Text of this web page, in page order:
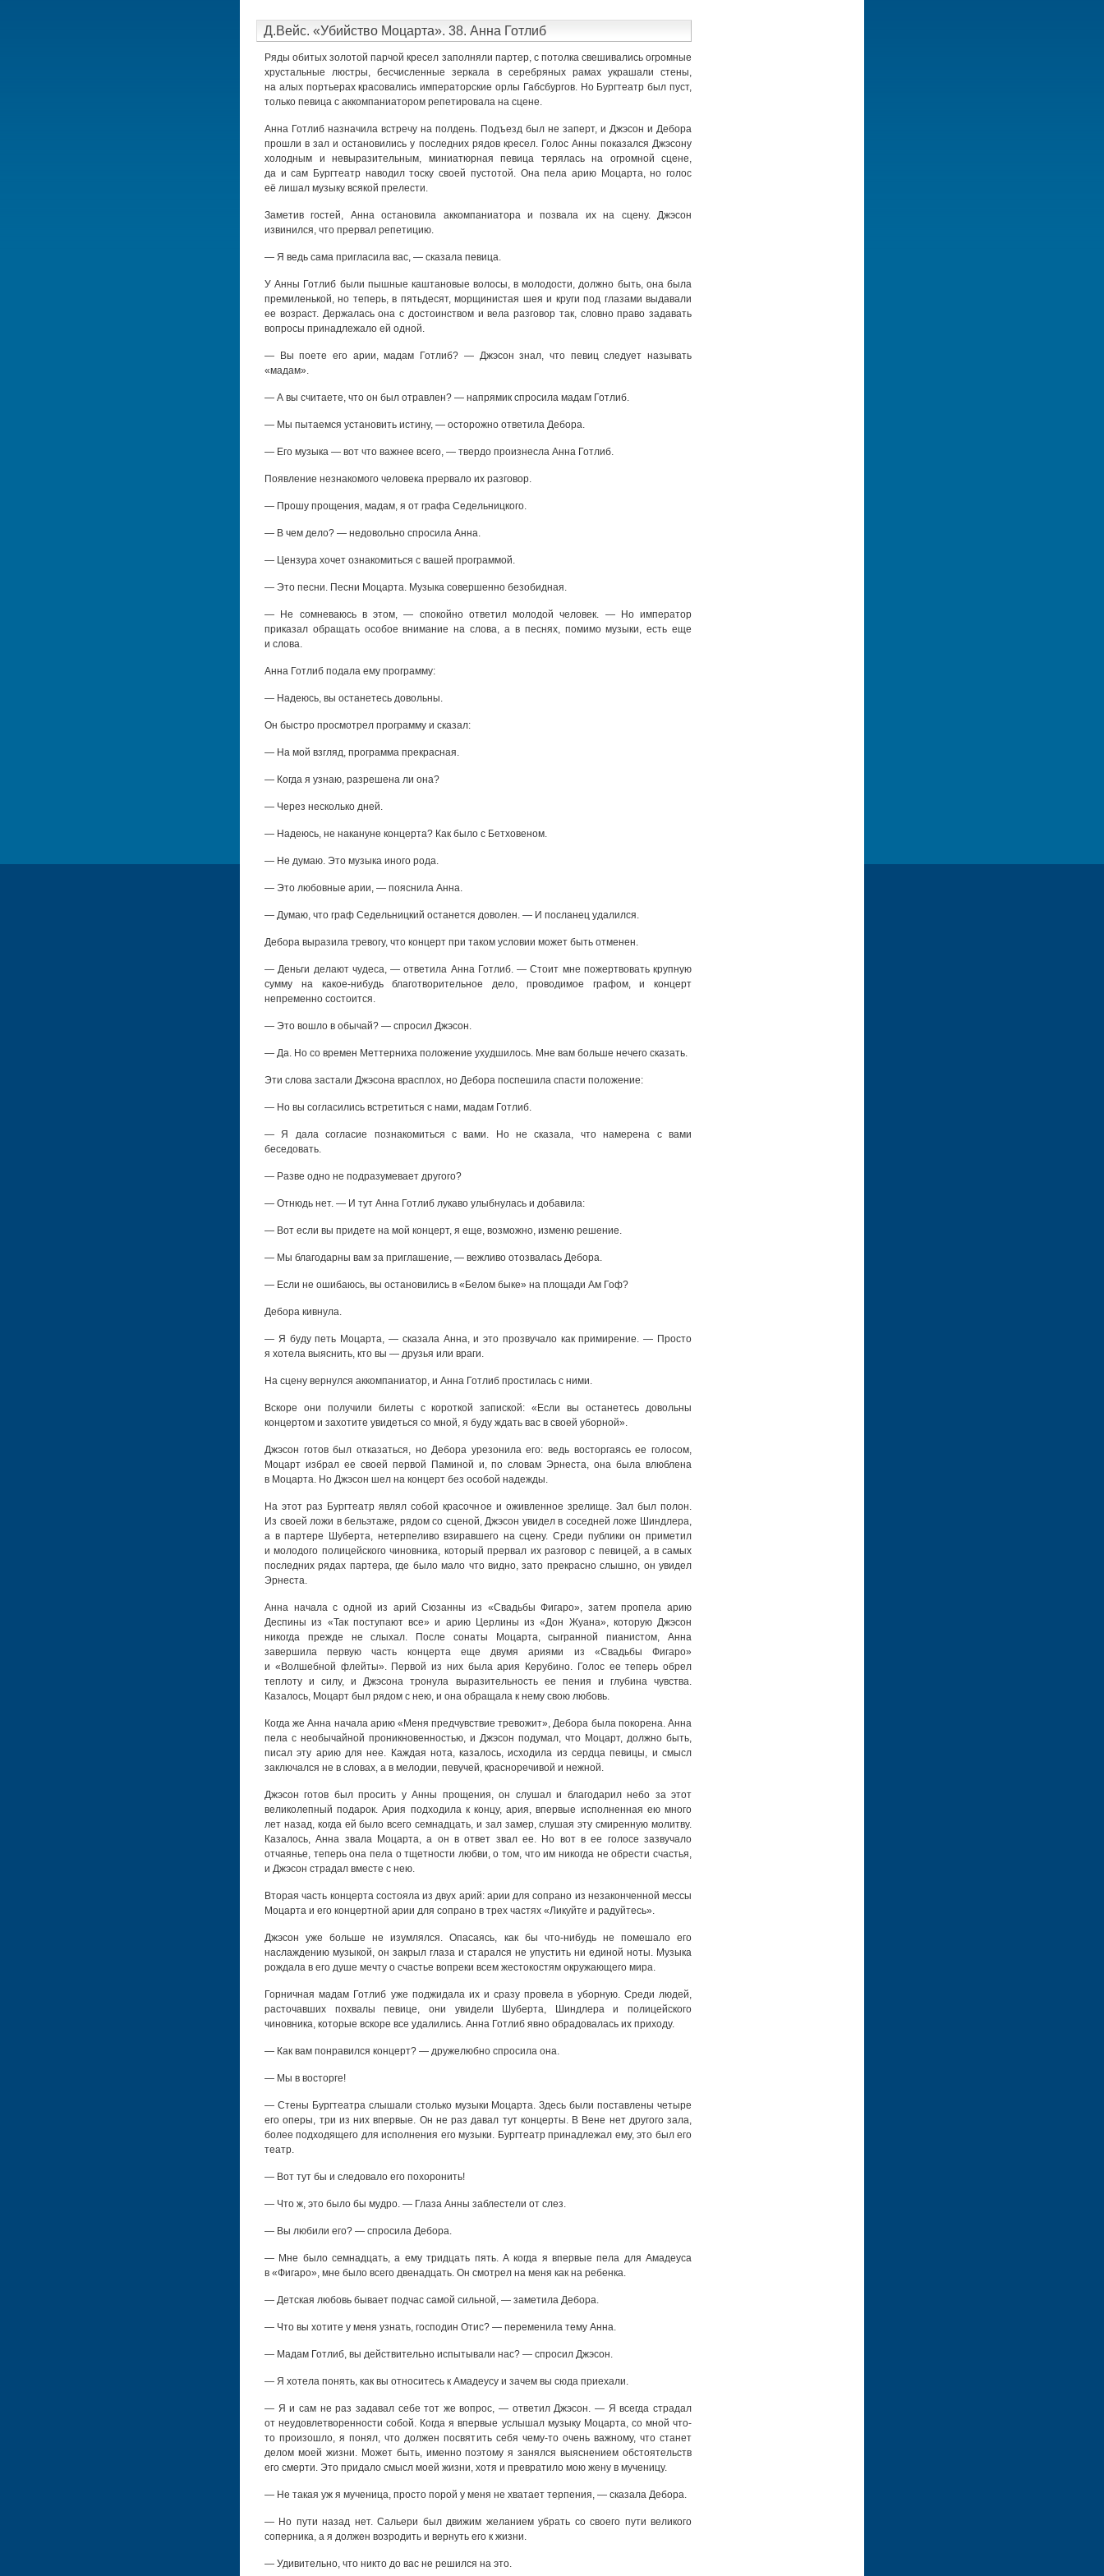
Д.Вейс. «Убийство Моцарта». 38. Анна Готлиб
Ряды обитых золотой парчой кресел заполняли партер, с потолка свешивались огромные
хрустальные люстры, бесчисленные зеркала в серебряных рамах украшали стены,
на алых портьерах красовались императорские орлы Габсбургов. Но Бургтеатр был пуст,
только певица с аккомпаниатором репетировала на сцене.
Анна Готлиб назначила встречу на полдень. Подъезд был не заперт, и Джэсон и Дебора
прошли в зал и остановились у последних рядов кресел. Голос Анны показался Джэсону
холодным и невыразительным, миниатюрная певица терялась на огромной сцене,
да и сам Бургтеатр наводил тоску своей пустотой. Она пела арию Моцарта, но голос
её лишал музыку всякой прелести.
Заметив гостей, Анна остановила аккомпаниатора и позвала их на сцену. Джэсон
извинился, что прервал репетицию.
— Я ведь сама пригласила вас, — сказала певица.
У Анны Готлиб были пышные каштановые волосы, в молодости, должно быть, она была
премиленькой, но теперь, в пятьдесят, морщинистая шея и круги под глазами выдавали
ее возраст. Держалась она с достоинством и вела разговор так, словно право задавать
вопросы принадлежало ей одной.
— Вы поете его арии, мадам Готлиб? — Джэсон знал, что певиц следует называть
«мадам».
— А вы считаете, что он был отравлен? — напрямик спросила мадам Готлиб.
— Мы пытаемся установить истину, — осторожно ответила Дебора.
— Его музыка — вот что важнее всего, — твердо произнесла Анна Готлиб.
Появление незнакомого человека прервало их разговор.
— Прошу прощения, мадам, я от графа Седельницкого.
— В чем дело? — недовольно спросила Анна.
— Цензура хочет ознакомиться с вашей программой.
— Это песни. Песни Моцарта. Музыка совершенно безобидная.
— Не сомневаюсь в этом, — спокойно ответил молодой человек. — Но император
приказал обращать особое внимание на слова, а в песнях, помимо музыки, есть еще
и слова.
Анна Готлиб подала ему программу:
— Надеюсь, вы останетесь довольны.
Он быстро просмотрел программу и сказал:
— На мой взгляд, программа прекрасная.
— Когда я узнаю, разрешена ли она?
— Через несколько дней.
— Надеюсь, не накануне концерта? Как было с Бетховеном.
— Не думаю. Это музыка иного рода.
— Это любовные арии, — пояснила Анна.
— Думаю, что граф Седельницкий останется доволен. — И посланец удалился.
Дебора выразила тревогу, что концерт при таком условии может быть отменен.
— Деньги делают чудеса, — ответила Анна Готлиб. — Стоит мне пожертвовать крупную
сумму на какое-нибудь благотворительное дело, проводимое графом, и концерт
непременно состоится.
— Это вошло в обычай? — спросил Джэсон.
— Да. Но со времен Меттерниха положение ухудшилось. Мне вам больше нечего сказать.
Эти слова застали Джэсона врасплох, но Дебора поспешила спасти положение:
— Но вы согласились встретиться с нами, мадам Готлиб.
— Я дала согласие познакомиться с вами. Но не сказала, что намерена с вами
беседовать.
— Разве одно не подразумевает другого?
— Отнюдь нет. — И тут Анна Готлиб лукаво улыбнулась и добавила:
— Вот если вы придете на мой концерт, я еще, возможно, изменю решение.
— Мы благодарны вам за приглашение, — вежливо отозвалась Дебора.
— Если не ошибаюсь, вы остановились в «Белом быке» на площади Ам Гоф?
Дебора кивнула.
— Я буду петь Моцарта, — сказала Анна, и это прозвучало как примирение. — Просто
я хотела выяснить, кто вы — друзья или враги.
На сцену вернулся аккомпаниатор, и Анна Готлиб простилась с ними.
Вскоре они получили билеты с короткой запиской: «Если вы останетесь довольны
концертом и захотите увидеться со мной, я буду ждать вас в своей уборной».
Джэсон готов был отказаться, но Дебора урезонила его: ведь восторгаясь ее голосом,
Моцарт избрал ее своей первой Паминой и, по словам Эрнеста, она была влюблена
в Моцарта. Но Джэсон шел на концерт без особой надежды.
На этот раз Бургтеатр являл собой красочное и оживленное зрелище. Зал был полон.
Из своей ложи в бельэтаже, рядом со сценой, Джэсон увидел в соседней ложе Шиндлера,
а в партере Шуберта, нетерпеливо взиравшего на сцену. Среди публики он приметил
и молодого полицейского чиновника, который прервал их разговор с певицей, а в самых
последних рядах партера, где было мало что видно, зато прекрасно слышно, он увидел
Эрнеста.
Анна начала с одной из арий Сюзанны из «Свадьбы Фигаро», затем пропела арию
Деспины из «Так поступают все» и арию Церлины из «Дон Жуана», которую Джэсон
никогда прежде не слыхал. После сонаты Моцарта, сыгранной пианистом, Анна
завершила первую часть концерта еще двумя ариями из «Свадьбы Фигаро»
и «Волшебной флейты». Первой из них была ария Керубино. Голос ее теперь обрел
теплоту и силу, и Джэсона тронула выразительность ее пения и глубина чувства.
Казалось, Моцарт был рядом с нею, и она обращала к нему свою любовь.
Когда же Анна начала арию «Меня предчувствие тревожит», Дебора была покорена. Анна
пела с необычайной проникновенностью, и Джэсон подумал, что Моцарт, должно быть,
писал эту арию для нее. Каждая нота, казалось, исходила из сердца певицы, и смысл
заключался не в словах, а в мелодии, певучей, красноречивой и нежной.
Джэсон готов был просить у Анны прощения, он слушал и благодарил небо за этот
великолепный подарок. Ария подходила к концу, ария, впервые исполненная ею много
лет назад, когда ей было всего семнадцать, и зал замер, слушая эту смиренную молитву.
Казалось, Анна звала Моцарта, а он в ответ звал ее. Но вот в ее голосе зазвучало
отчаянье, теперь она пела о тщетности любви, о том, что им никогда не обрести счастья,
и Джэсон страдал вместе с нею.
Вторая часть концерта состояла из двух арий: арии для сопрано из незаконченной мессы
Моцарта и его концертной арии для сопрано в трех частях «Ликуйте и радуйтесь».
Джэсон уже больше не изумлялся. Опасаясь, как бы что-нибудь не помешало его
наслаждению музыкой, он закрыл глаза и старался не упустить ни единой ноты. Музыка
рождала в его душе мечту о счастье вопреки всем жестокостям окружающего мира.
Горничная мадам Готлиб уже поджидала их и сразу провела в уборную. Среди людей,
расточавших похвалы певице, они увидели Шуберта, Шиндлера и полицейского
чиновника, которые вскоре все удалились. Анна Готлиб явно обрадовалась их приходу.
— Как вам понравился концерт? — дружелюбно спросила она.
— Мы в восторге!
— Стены Бургтеатра слышали столько музыки Моцарта. Здесь были поставлены четыре
его оперы, три из них впервые. Он не раз давал тут концерты. В Вене нет другого зала,
более подходящего для исполнения его музыки. Бургтеатр принадлежал ему, это был его
театр.
— Вот тут бы и следовало его похоронить!
— Что ж, это было бы мудро. — Глаза Анны заблестели от слез.
— Вы любили его? — спросила Дебора.
— Мне было семнадцать, а ему тридцать пять. А когда я впервые пела для Амадеуса
в «Фигаро», мне было всего двенадцать. Он смотрел на меня как на ребенка.
— Детская любовь бывает подчас самой сильной, — заметила Дебора.
— Что вы хотите у меня узнать, господин Отис? — переменила тему Анна.
— Мадам Готлиб, вы действительно испытывали нас? — спросил Джэсон.
— Я хотела понять, как вы относитесь к Амадеусу и зачем вы сюда приехали.
— Я и сам не раз задавал себе тот же вопрос, — ответил Джэсон. — Я всегда страдал
от неудовлетворенности собой. Когда я впервые услышал музыку Моцарта, со мной что-
то произошло, я понял, что должен посвятить себя чему-то очень важному, что станет
делом моей жизни. Может быть, именно поэтому я занялся выяснением обстоятельств
его смерти. Это придало смысл моей жизни, хотя и превратило мою жену в мученицу.
— Не такая уж я мученица, просто порой у меня не хватает терпения, — сказала Дебора.
— Но пути назад нет. Сальери был движим желанием убрать со своего пути великого
соперника, а я должен возродить и вернуть его к жизни.
— Удивительно, что никто до вас не решился на это.